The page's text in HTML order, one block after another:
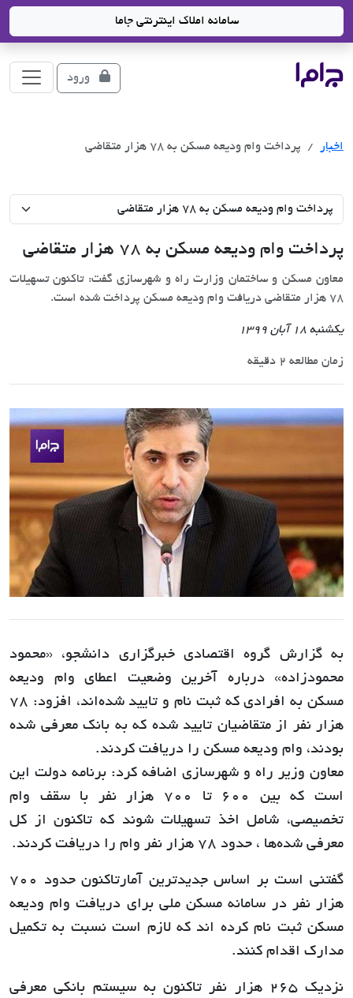
سامانه املاک اینترنتی جاما
- سامانه جامع املاک و مشاورین املاک
ورود
اخبار پرداخت وام ودیعه مسکن به ٧٨ هزار متقاضی
پرداخت وام ودیعه مسکن به ٧٨ هزار متقاضی
معاون مسکن و ساختمان وزارت راه و شهرسازی گفت: تاکنون تسهیلات
٧٨ هزار متقاضی دریافت وام ودیعه مسکن پرداخت شده است.
یکشنبه 18 آبان 1399
زمان مطالعه 2 دقیقه
به گزارش گروه اقتصادی خبرگزاری دانشجو، «محمود
محمودزاده» درباره آخرین وضعیت اعطای وام ودیعه
مسکن به افرادی که ثبت نام و تایید شده‌اند، افزود: ٧٨
هزار نفر از متقاضیان تایید شده که به بانک معرفی شده
بودند، وام ودیعه مسکن را دریافت کردند.
معاون وزیر راه و شهرسازی اضافه کرد: برنامه دولت این
است که بین ۶۰۰ تا ۷۰۰ هزار نفر با سقف وام
تخصیصی، شامل اخذ تسهیلات شوند که تاکنون از کل
معرفی شده‌ها ، حدود ۷۸ هزار نفر وام را دریافت کردند.
گفتنی است بر اساس جدیدترین آمارتاکنون حدود ۷۰۰
هزار نفر در سامانه مسکن ملی برای دریافت وام ودیعه
مسکن ثبت نام کرده اند که لازم است نسبت به تکمیل
مدارک اقدام کنند.
نزدیک ۲۶۵ هزار نفر تاکنون به سیستم بانکی معرفی